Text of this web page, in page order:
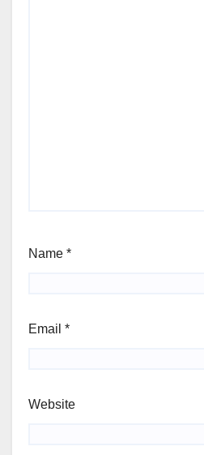
Name *
Email *
Website